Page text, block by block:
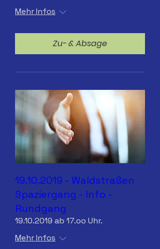
Mehr Infos
Zu- & Absage
19.10.2019 - Waldstraßen
Spaziergang - Info -
Rundgang
19.10.2019 ab 17.oo Uhr.
Mehr Infos